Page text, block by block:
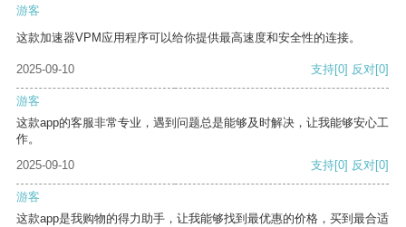
游客
这款加速器VPM应用程序可以给你提供最高速度和安全性的连接。
2025-09-10 支持[0] 反对[0]
游客
这款app的客服非常专业，遇到问题总是能够及时解决，让我能够安心工
作。
2025-09-10
支持[0] 反对[0]
游客
这款app是我购物的得力助手，让我能够找到最优惠的价格，买到最合适